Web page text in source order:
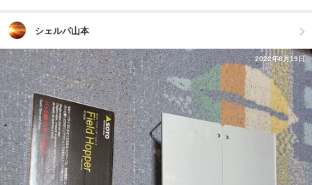
シェルパ山本
2022年6月19日